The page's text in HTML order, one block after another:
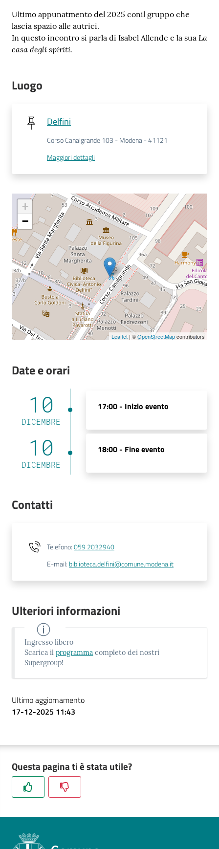
Novità
e
consigli
Avvisi
Contatti
Seguici
su
Ultimo appunatmento del 2025 conil gruppo che
lascia spazio alle autrici.
In questo incontro si parla di Isabel Allende e la sua La
casa degli spiriti.
Luogo
Delfini
Corso Canalgrande 103 - Modena - 41121
Maggiori dettagli
+
−
Leaflet | ©OpenStreetMapcontributors
Date e orari
10
DICEMBRE
17:00 - Inizio evento
10
DICEMBRE
18:00 - Fine evento
Contatti
Telefono:059 2032940
E-mail:biblioteca.delfini@comune.modena.it
Ulteriori informazioni
Ingresso libero
Scarica ilprogramma completo dei nostri
Supergroup!
Ultimo aggiornamento
17-12-2025 11:43
Questa pagina ti è stata utile?